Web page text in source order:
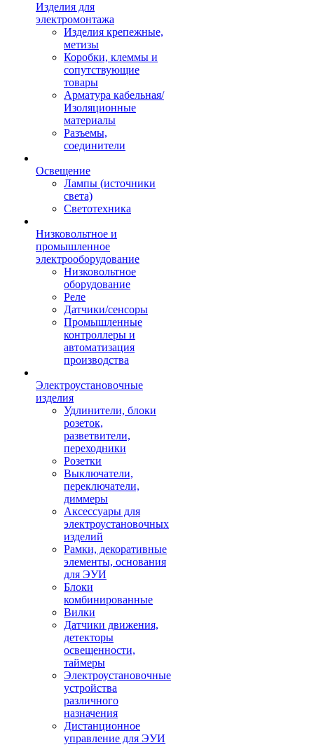
Изделия для
электромонтажа
Изделия крепежные,
метизы
Коробки, клеммы и
сопутствующие
товары
Арматура кабельная/
Изоляционные
материалы
Разъемы,
соединители
Освещение
Лампы (источники
света)
Светотехника
Низковольтное и
промышленное
электрооборудование
Низковольтное
оборудование
Реле
Датчики/сенсоры
Промышленные
контроллеры и
автоматизация
производства
Электроустановочные
изделия
Удлинители, блоки
розеток,
разветвители,
переходники
Розетки
Выключатели,
переключатели,
диммеры
Аксессуары для
электроустановочных
изделий
Рамки, декоративные
элементы, основания
для ЭУИ
Блоки
комбинированные
Вилки
Датчики движения,
детекторы
освещенности,
таймеры
Электроустановочные
устройства
различного
назначения
Дистанционное
управление для ЭУИ